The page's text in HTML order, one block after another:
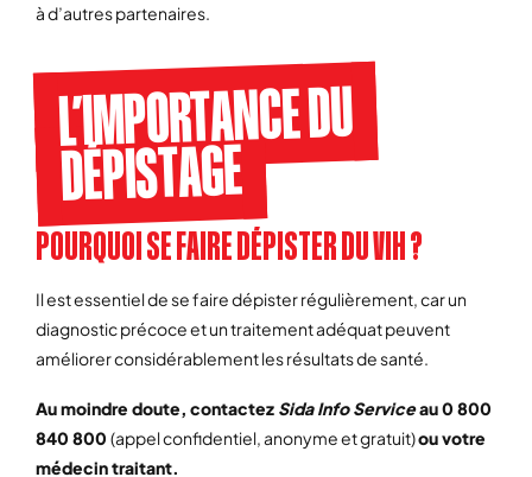
à d’autres partenaires.
L’IMPORTANCE DU
DÉPISTAGE
POURQUOI SE FAIRE DÉPISTER DU VIH ?
Il est essentiel de se faire dépister régulièrement, car un
diagnostic précoce et un traitement adéquat peuvent
améliorer considérablement les résultats de santé.
Au moindre doute, contactez Sida Info Serviceau 0 800
840 800 (appel confidentiel, anonyme et gratuit)ou votre
médecin traitant.